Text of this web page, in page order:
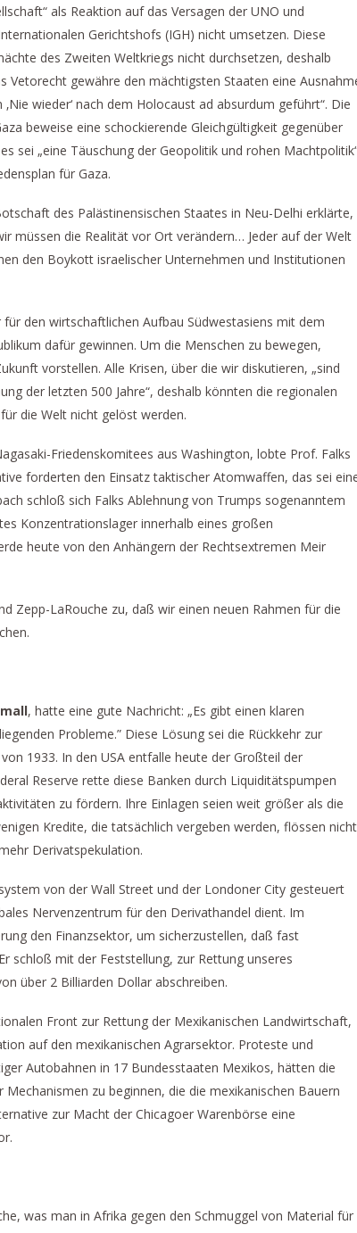
als Reaktion auf das Versagen der UNO und
Gerichtshofs (IGH) nicht umsetzen. Diese
des Zweiten Weltkriegs nicht durchsetzen, deshalb
Vetorecht gewähre den mächtigsten Staaten eine
wieder‘ nach dem Holocaust ad absurdum geführt“. Die
beweise eine schockierende Gleichgültigkeit gegenüber
sei „eine Täuschung der Geopolitik und rohen
für Gaza.
des Palästinensischen Staates in Neu-Delhi erklärte,
müssen die Realität vor Ort verändern… Jeder auf der Welt
den Boykott israelischer Unternehmen und Institutionen
den wirtschaftlichen Aufbau Südwestasiens mit dem
dafür gewinnen. Um die Menschen zu bewegen,
vorstellen. Alle Krisen, über die wir diskutieren, „sind
der letzten 500 Jahre“, deshalb könnten die regionalen
die Welt nicht gelöst werden.
Friedenskomitees aus Washington, lobte Prof. Falks
forderten den Einsatz taktischer Atomwaffen, das sei
schloß sich Falks Ablehnung von Trumps sogenanntem
Konzentrationslager innerhalb eines großen
heute von den Anhängern der Rechtsextremen Meir
Zepp-LaRouche zu, daß wir einen neuen Rahmen für die
, hatte eine gute Nachricht: „Es gibt einen klaren
Probleme.” Diese Lösung sei die Rückkehr zur
1933. In den USA entfalle heute der Großteil der
Reserve rette diese Banken durch Liquiditätspumpen
zu fördern. Ihre Einlagen seien weit größer als die
Kredite, die tatsächlich vergeben werden, flössen nicht
Derivatspekulation.
von der Wall Street und der Londoner City gesteuert
Nervenzentrum für den Derivathandel dient. Im
den Finanzsektor, um sicherzustellen, daß fast
schloß mit der Feststellung, zur Rettung unseres
über 2 Billiarden Dollar abschreiben.
Front zur Rettung der Mexikanischen Landwirtschaft,
auf den mexikanischen Agrarsektor. Proteste und
Autobahnen in 17 Bundesstaaten Mexikos, hätten die
zu beginnen, die die mexikanischen Bauern
zur Macht der Chicagoer Warenbörse eine
was man in Afrika gegen den Schmuggel von Material für